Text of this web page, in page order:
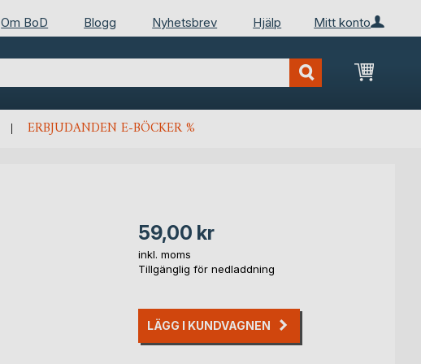
Mitt konto
Om BoD Blogg Nyhetsbrev Hjälp
Min
ERBJUDANDEN E-BÖCKER %
59,00 kr
inkl. moms
Tillgänglig för nedladdning
LÄGG I KUNDVAGNEN